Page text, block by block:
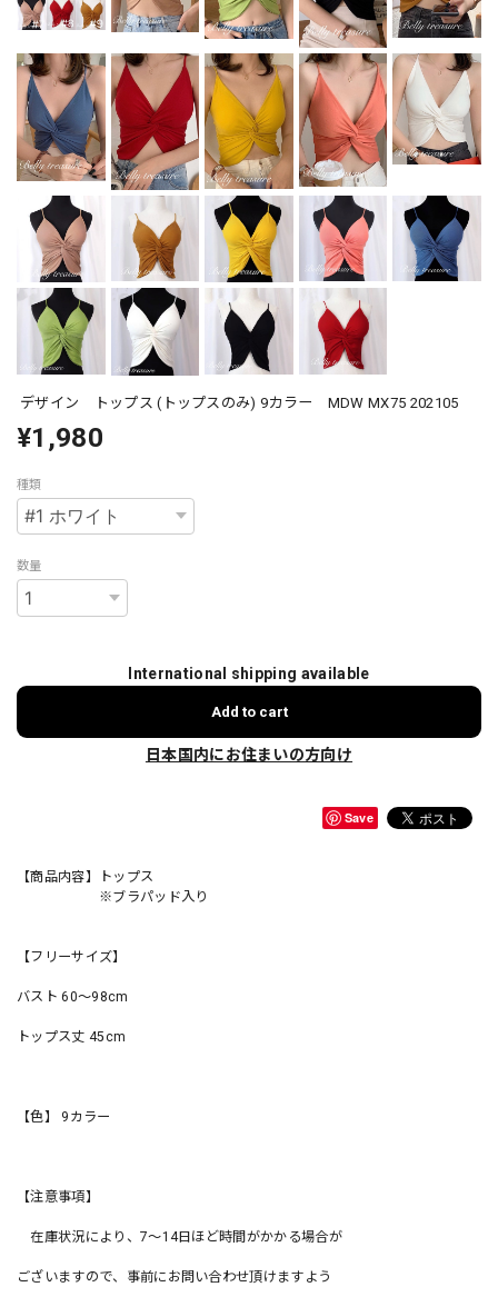
デザイン トップス (トップスのみ) 9カラー MDW MX75 202105
¥1,980
種類
数量
International shipping available
Add to cart
日本国内にお住まいの方向け
Save
【商品内容】トップス
※ブラパッド入り
【フリーサイズ】
バスト 60〜98cm
トップス丈 45cm
【色】 9カラー
【注意事項】
在庫状況により、7〜14日ほど時間がかかる場合が
ございますので、事前にお問い合わせ頂けますよう